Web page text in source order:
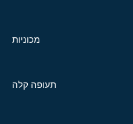
מכוניות
תעופה קלה